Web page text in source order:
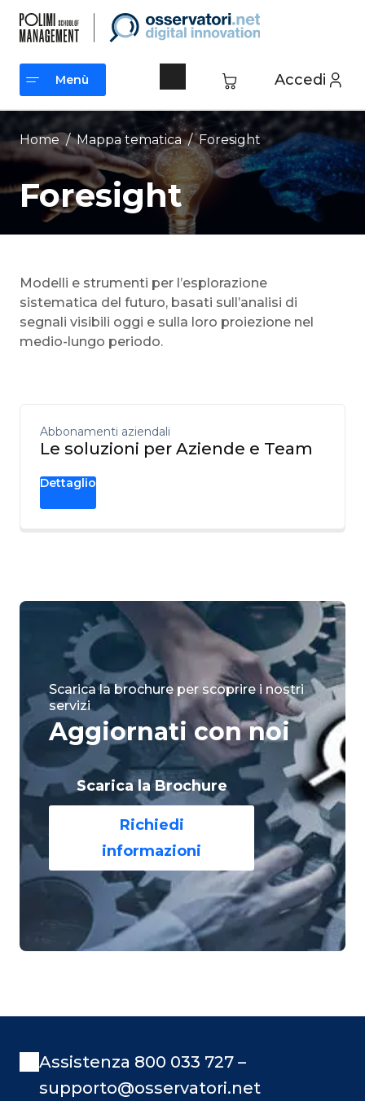
contenuto
Accedi
Menù
Menù
Home / Mappa tematica /Foresight
Foresight
Modelli e strumenti per l’esplorazione
sistematica del futuro, basati sull’analisi di
segnali visibili oggi e sulla loro proiezione nel
medio-lungo periodo.
Abbonamenti aziendali
Le soluzioni per Aziende e Team
Dettaglio
Scarica la brochure per scoprire i nostri
servizi
Aggiornati con noi
Scarica la Brochure
Richiedi
informazioni
Assistenza 800 033 727 –
supporto@osservatori.net